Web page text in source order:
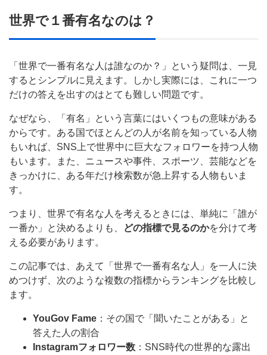
世界で１番有名なのは？
「世界で一番有名な人は誰なのか？」という疑問は、一見
するとシンプルに見えます。しかし実際には、これに一つ
だけの答えを出すのはとても難しい問題です。
なぜなら、「有名」という言葉にはいくつもの意味がある
からです。ある国でほとんどの人が名前を知っている人物
もいれば、SNS上で世界中に巨大なフォロワーを持つ人物
もいます。また、ニュースや事件、スポーツ、芸能などを
きっかけに、ある年だけ検索数が急上昇する人物もいま
す。
つまり、世界で有名な人を考えるときには、単純に「誰が
一番か」と決めるよりも、
どの指標で見るのかを分けて考
える必要があります。
この記事では、あえて「世界で一番有名な人」を一人に決
めつけず、次のような複数の指標からランキングを比較し
ます。
YouGov Fame ：その国で「聞いたことがある」と
答えた人の割合
Instagramフォロワー数 ：SNS時代の世界的な露出